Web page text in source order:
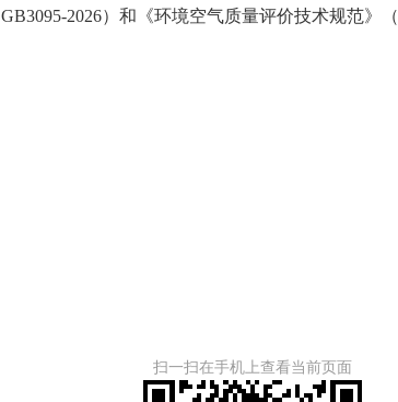
GB3095-2026）和《环境空气质量评价技术规范》（
扫一扫在手机上查看当前页面